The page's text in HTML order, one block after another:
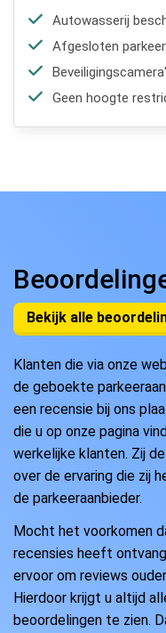
Autowasserij
Afgesloten
Geen hoogte
Bekijk alle
Klanten die via onze
de geboekte
een recensie bij ons
die u op onze pagina
werkelijke klanten. Zij
over de ervaring die zij
de parkeeraanbieder.
Mocht het voorkomen
recensies heeft
ervoor om reviews
Hierdoor krijgt u altijd
beoordelingen te zien.